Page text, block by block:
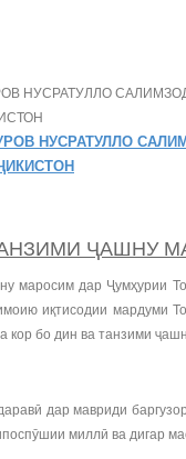
НУСРАТУЛЛО
ҶАШНУ
маросим дар Ҷумҳурии
иқтисодии мардуми
кор бо дин ва танзими
дар мавриди
миллӣ ва дигар